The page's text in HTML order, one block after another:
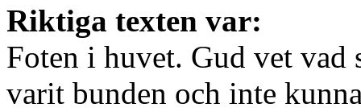
Riktiga texten var:
Foten i huvet. Gud vet vad
varit bunden och inte